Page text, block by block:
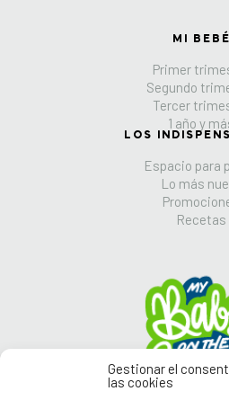
Gestionar el
las cookies
MI BEBÉ
Primer
Segundo
Tercer
1 año y
LOS
Espacio para
Lo más
Recetas